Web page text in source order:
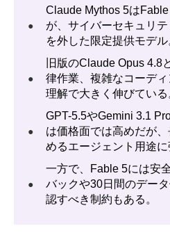
●
Claude Mythos 5は
が、サイバーセキュリ
を外した限定提供モデル
●
旧版のClaude Opus 4.8
律作業、複雑なコーデ
理解で大きく伸びている
●
GPT-5.5やGemini 3.1
は価格面では高めだが
めるエージェント用途に
●
一方で、Fable 5には安
バックや30日間のデー
認すべき制約もある。